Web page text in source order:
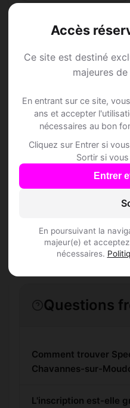
Accès
Ce site est destiné
majeures
En entrant sur ce site,
ans et accepter
nécessaires au bon
Cliquez sur Entrer si
Sortir si
Entrer
En poursuivant la
majeur(e) et
nécessaires.
Rejoins les
Moudon et
Questions
Comment trouver
Chavannes-sur-
L'inscription est-elle